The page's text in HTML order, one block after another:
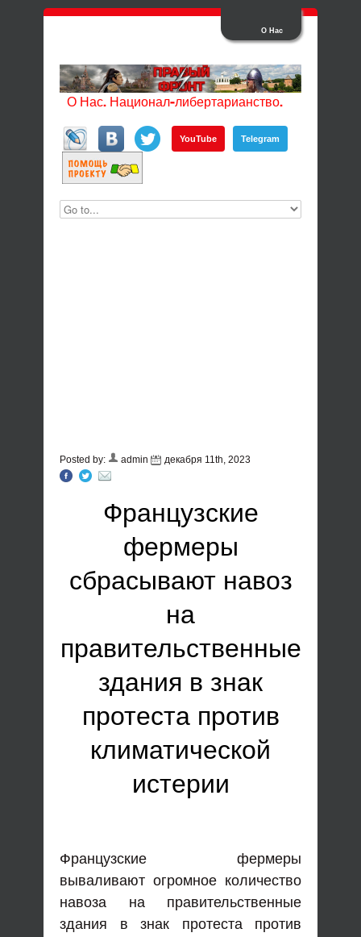
О Нас
О Нас. Национал-либертарианство.
YouTube Telegram
Posted by: admin декабря 11th, 2023
Французские
фермеры
сбрасывают навоз
на
правительственные
здания в знак
протеста против
климатической
истерии
Французские фермеры
вываливают огромное количество
навоза на правительственные
здания в знак протеста против